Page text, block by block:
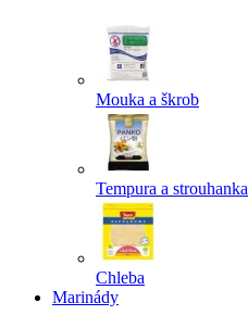
Mouka a škrob
Tempura a strouhanka
Chleba
Marinády